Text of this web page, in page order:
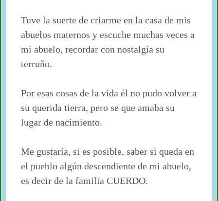
Tuve la suerte de criarme en la casa de mis
abuelos maternos y escuche muchas veces a
mi abuelo, recordar con nostalgia su
terruño.
Por esas cosas de la vida él no pudo volver a
su querida tierra, pero se que amaba su
lugar de nacimiento.
Me gustaría, si es posible, saber si queda en
el pueblo algún descendiente de mi abuelo,
es decir de la familia CUERDO.